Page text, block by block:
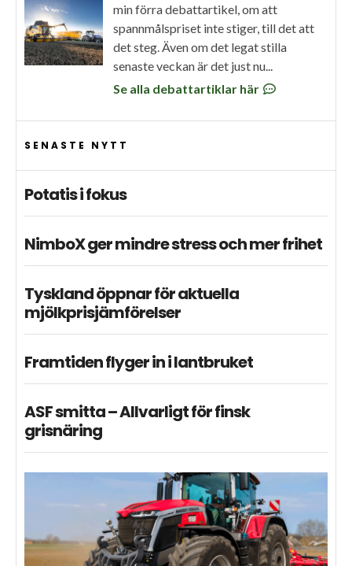
min förra debattartikel, om att
spannmålspriset inte stiger, till det att
det steg. Även om det legat stilla
senaste veckan är det just nu...
Se alla debattartiklar här
SENASTE NYTT
Potatis i fokus
NimboX ger mindre stress och mer frihet
Tyskland öppnar för aktuella
mjölkprisjämförelser
Framtiden flyger in i lantbruket
ASF smitta – Allvarligt för finsk
grisnäring